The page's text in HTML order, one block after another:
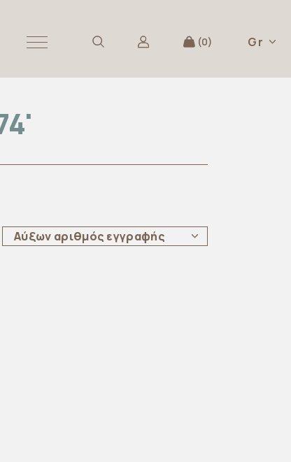
0 Gr
Αύξων αριθμός εγγραφής